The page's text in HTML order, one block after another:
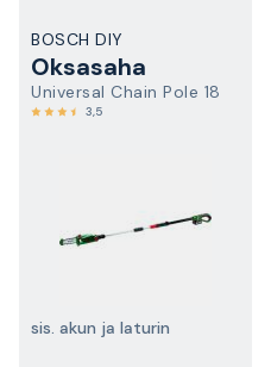
BOSCH DIY
Oksasaha
Universal Chain Pole 18
3,5
sis. akun ja laturin